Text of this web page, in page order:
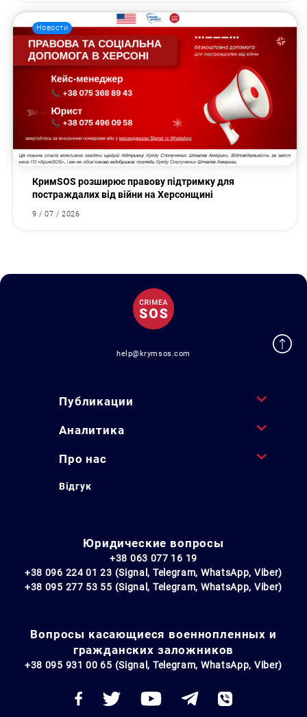
Новости
КримSOS розширює правову підтримку для
постраждалих від війни на Херсонщині
9 / 07 / 2026
help@krymsos.com
Публикации
Аналитика
Про нас
Відгук
Юридические вопросы
+38 063 077 16 19
+38 096 224 01 23 (Signal, Telegram, WhatsApp, Viber)
+38 095 277 53 55 (Signal, Telegram, WhatsApp, Viber)
Вопросы касающиеся военнопленных и
гражданских заложников
+38 095 931 00 65 (Signal, Telegram, WhatsApp, Viber)